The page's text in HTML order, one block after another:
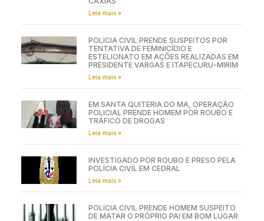
Leia mais »
POLÍCIA CIVIL PRENDE SUSPEITOS POR
TENTATIVA DE FEMINICÍDIO E
ESTELIONATO EM AÇÕES REALIZADAS EM
PRESIDENTE VARGAS E ITAPECURU-MIRIM
Leia mais »
EM SANTA QUITÉRIA DO MA, OPERAÇÃO
POLICIAL PRENDE HOMEM POR ROUBO E
TRÁFICO DE DROGAS
Leia mais »
INVESTIGADO POR ROUBO É PRESO PELA
POLÍCIA CIVIL EM CEDRAL
Leia mais »
POLÍCIA CIVIL PRENDE HOMEM SUSPEITO
DE MATAR O PRÓPRIO PAI EM BOM LUGAR